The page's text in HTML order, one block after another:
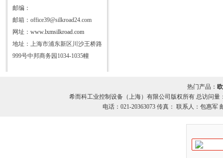
邮编：
邮箱：office39@silkroad24.com
网址： www.lxmsilkroad.com
地址：上海市浦东新区川沙王桥路
999号中邦商务园1034-1035幢
热门产品：
希而科工业控制设备（上海）有限公司版权所有 总访问量
电话：021-20363073 传真： 联系人：包惠军